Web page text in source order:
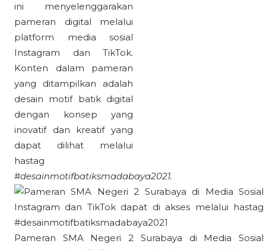
ini menyelenggarakan
pameran digital melalui
platform media sosial
Instagram dan TikTok.
Konten dalam pameran
yang ditampilkan adalah
desain motif batik digital
dengan konsep yang
inovatif dan kreatif yang
dapat dilihat melalui
hastag
#desainmotifbatiksmadabaya2021.
Pameran SMA Negeri 2 Surabaya di Media Sosial